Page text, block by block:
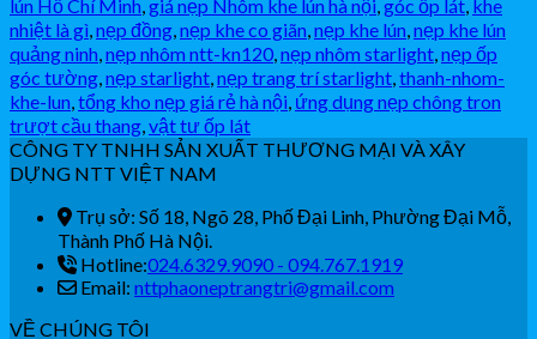
lún Hồ Chí Minh,giá nẹp Nhôm khe lún hà nội,góc ốp lát, khe
nhiệt là gì,nẹp đồng,nẹp khe co giãn,nẹp khe lún,nẹp khe lún
quảng ninh,nẹp nhôm ntt-kn120,nẹp nhôm starlight,nẹp ốp
góc tường,nẹp starlight,nẹp trang trí starlight,thanh-nhom-
khe-lun,tổng kho nẹp giá rẻ hà nội, ứng dụng nẹp chông tron
trượt cầu thang,vật tư ốp lát
CÔNG TY TNHH SẢN XUẤT THƯƠNG MẠI VÀ XÂY
DỰNG NTT VIỆT NAM
Trụ sở: Số 18, Ngõ 28, Phố Đại Linh, Phường Đại Mỗ,
Thành Phố Hà Nội.
Hotline:024.6329.9090 - 094.767.1919
Email: nttphaoneptrangtri@gmail.com
VỀ CHÚNG TÔI